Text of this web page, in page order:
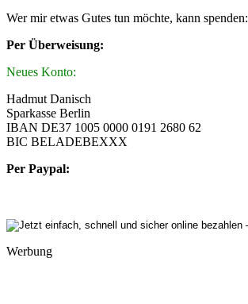
Wer mir etwas Gutes tun möchte, kann spenden:
Per Überweisung:
Neues Konto:
Hadmut Danisch
Sparkasse Berlin
IBAN DE37 1005 0000 0191 2680 62
BIC BELADEBEXXX
Per Paypal:
Werbung